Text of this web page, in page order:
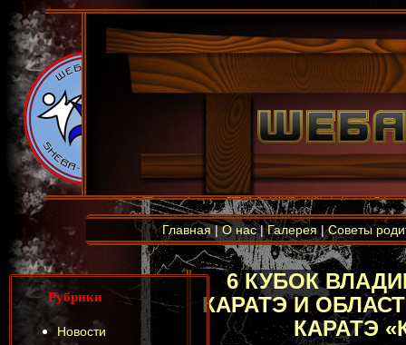
Главная|О нас|Галерея|Советы
6 КУБОК
КАРАТЭ И
КАРАТЭ
Рубрики
Новости